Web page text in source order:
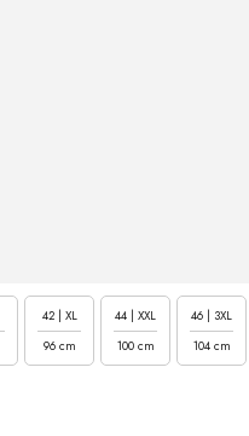
42 | XL
96 cm
44 | XXL
100 cm
46 | 3XL
104 cm